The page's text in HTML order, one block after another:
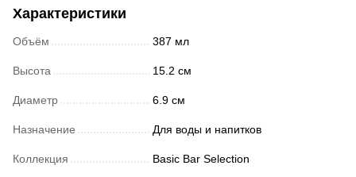
Характеристики
Объём 387 мл
Высота 15.2 см
Диаметр 6.9 см
Назначение Для воды и напитков
Коллекция Basic Bar Selection